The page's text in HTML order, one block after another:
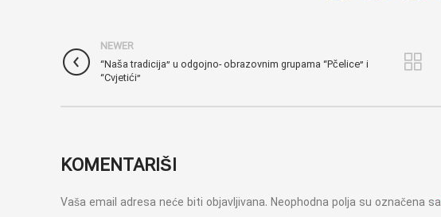
NEWER
“Naša tradicija” u odgojno- obrazovnim grupama “Pčelice” i
“Cvjetići”
KOMENTARIŠI
Vaša email adresa neće biti objavljivana. Neophodna polja su označena sa